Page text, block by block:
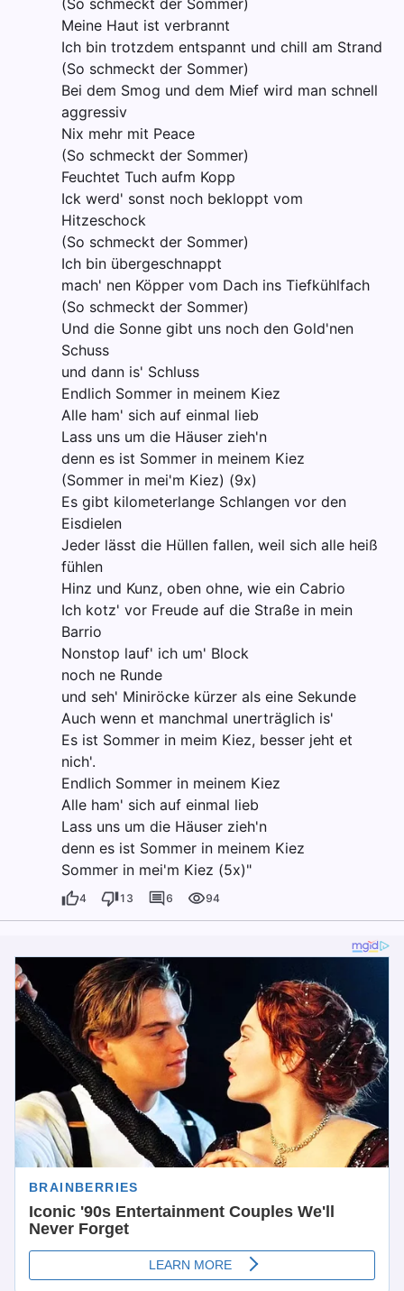
(So schmeckt der Sommer)
Meine Haut ist verbrannt
Ich bin trotzdem entspannt und chill am Strand
(So schmeckt der Sommer)
Bei dem Smog und dem Mief wird man schnell
aggressiv
Nix mehr mit Peace
(So schmeckt der Sommer)
Feuchtet Tuch aufm Kopp
Ick werd' sonst noch bekloppt vom
Hitzeschock
(So schmeckt der Sommer)
Ich bin übergeschnappt
mach' nen Köpper vom Dach ins Tiefkühlfach
(So schmeckt der Sommer)
Und die Sonne gibt uns noch den Gold'nen
Schuss
und dann is' Schluss
Endlich Sommer in meinem Kiez
Alle ham' sich auf einmal lieb
Lass uns um die Häuser zieh'n
denn es ist Sommer in meinem Kiez
(Sommer in mei'm Kiez) (9x)
Es gibt kilometerlange Schlangen vor den
Eisdielen
Jeder lässt die Hüllen fallen, weil sich alle heiß
fühlen
Hinz und Kunz, oben ohne, wie ein Cabrio
Ich kotz' vor Freude auf die Straße in mein
Barrio
Nonstop lauf' ich um' Block
noch ne Runde
und seh' Miniröcke kürzer als eine Sekunde
Auch wenn et manchmal unerträglich is'
Es ist Sommer in meim Kiez, besser jeht et
nich'.
Endlich Sommer in meinem Kiez
Alle ham' sich auf einmal lieb
Lass uns um die Häuser zieh'n
denn es ist Sommer in meinem Kiez
Sommer in mei'm Kiez (5x)"
4 13 6 94